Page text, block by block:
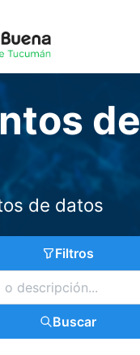
de
de datos
Filtros
Buscar